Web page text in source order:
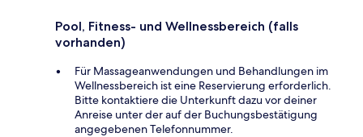
Pool, Fitness- und Wellnessbereich (falls
vorhanden)
Für Massageanwendungen und Behandlungen im
Wellnessbereich ist eine Reservierung erforderlich.
Bitte kontaktiere die Unterkunft dazu vor deiner
Anreise unter der auf der Buchungsbestätigung
angegebenen Telefonnummer.